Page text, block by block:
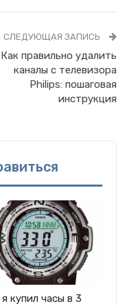
СЛЕДУЮЩАЯ ЗАПИСЬ
Как правильно удалить
каналы с телевизора
Philips: пошаговая
инструкция
я купил часы в 3